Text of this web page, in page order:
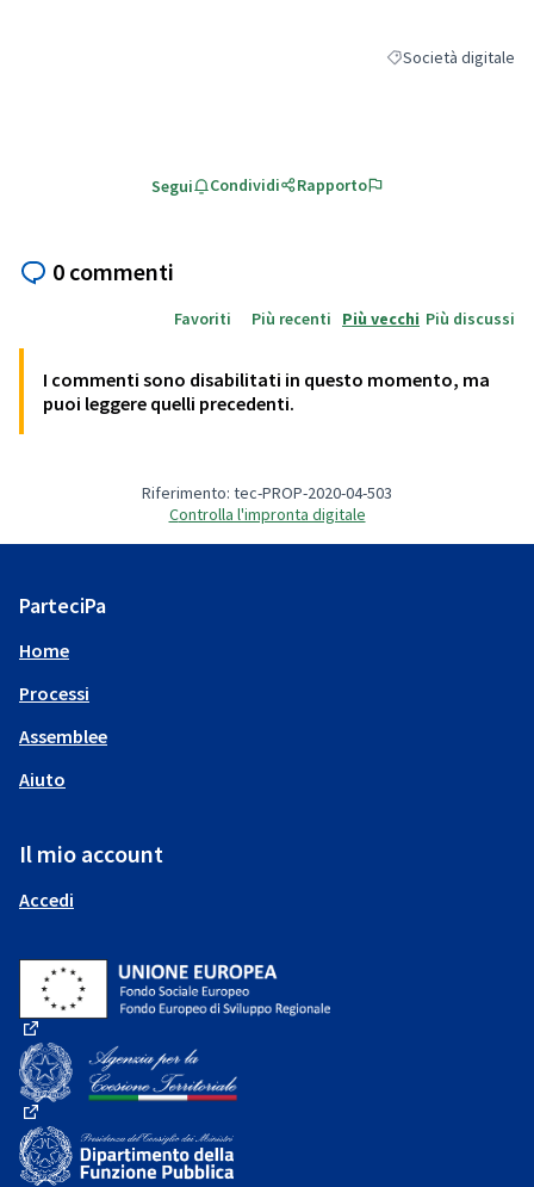
Filtra i risultati per
Società digitale
Segui Condividi Rapporto
0 commenti
Favoriti Più recenti Più vecchi Più discussi
I commenti sono disabilitati in questo momento, ma
puoi leggere quelli precedenti.
Riferimento: tec-PROP-2020-04-503
Controlla l'impronta digitale
ParteciPa
Home
Processi
Assemblee
Aiuto
Il mio account
Accedi
(Collegamento esterno)
(Collegamento esterno)